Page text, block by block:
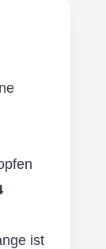
ist